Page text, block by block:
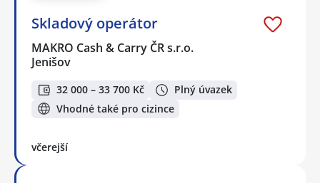
Skladový operátor
MAKRO Cash & Carry ČR s.r.o.
Jenišov
32 000 – 33 700 Kč
Plný úvazek
Vhodné také pro cizince
včerejší